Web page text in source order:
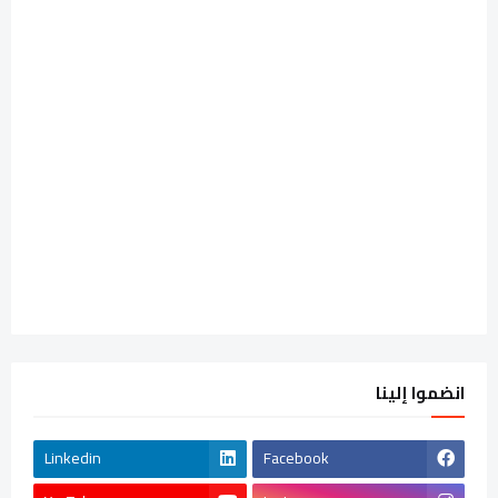
انضموا إلينا
Facebook
Linkedin